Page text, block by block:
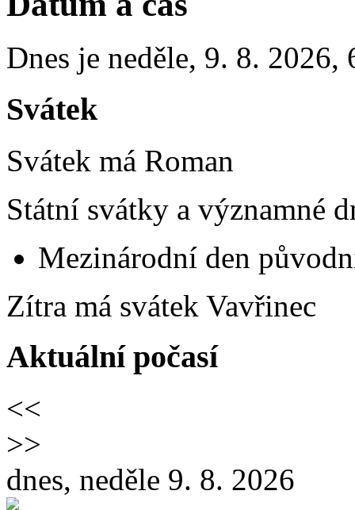
Dnes je neděle, 9. 8. 2026,
Svátek
Svátek má Roman
Státní svátky a významné
Mezinárodní den
Zítra má svátek Vavřinec
Aktuální počasí
<<
>>
dnes, neděle 9. 8. 2026